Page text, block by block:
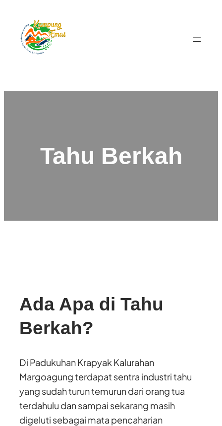
Tahu Berkah
Ada Apa di Tahu
Berkah?
Di Padukuhan Krapyak Kalurahan
Margoagung terdapat sentra industri tahu
yang sudah turun temurun dari orang tua
terdahulu dan sampai sekarang masih
digeluti sebagai mata pencaharian